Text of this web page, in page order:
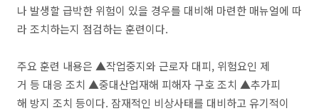
나 발생할 급박한 위험이 있을 경우를 대비해 마련한 매뉴얼에 따
라 조치하는지 점검하는 훈련이다.
주요 훈련 내용은 ▲작업중지와 근로자 대피, 위험요인 제
거 등 대응 조치 ▲중대산업재해 피해자 구호 조치 ▲추가피
해 방지 조치 등이다. 잠재적인 비상사태를 대비하고 유기적이